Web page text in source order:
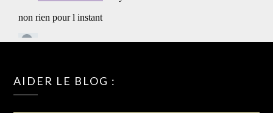
AIDER LE BLOG :